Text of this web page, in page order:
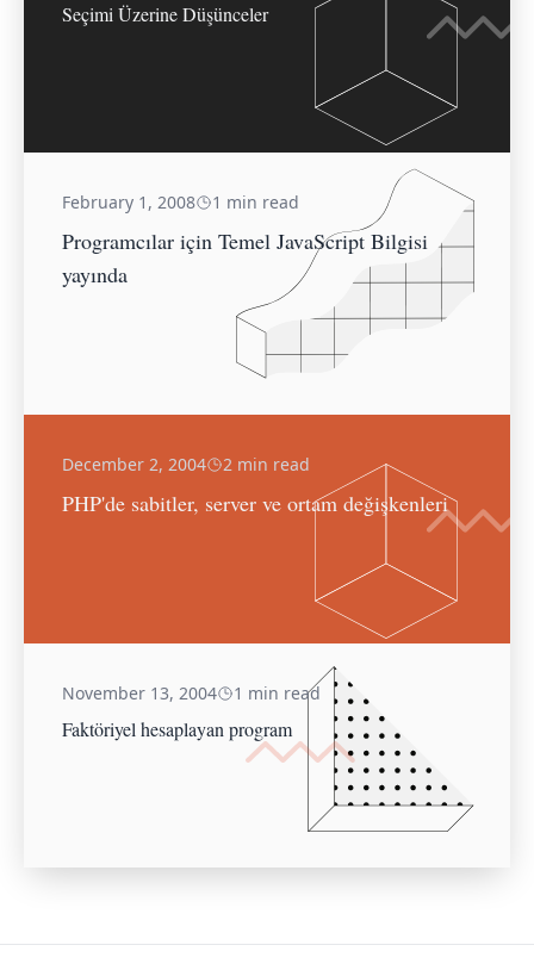
Seçimi Üzerine Düşünceler
February 1, 2008 1 min read
Programcılar için Temel JavaScript Bilgisi
yayında
December 2, 2004 2 min read
PHP'de sabitler, server ve ortam değişkenleri
November 13, 2004 1 min read
Faktöriyel hesaplayan program